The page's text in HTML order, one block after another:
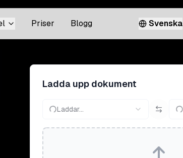
Priser Blogg Svenska
Ladda upp dokument
Laddar...